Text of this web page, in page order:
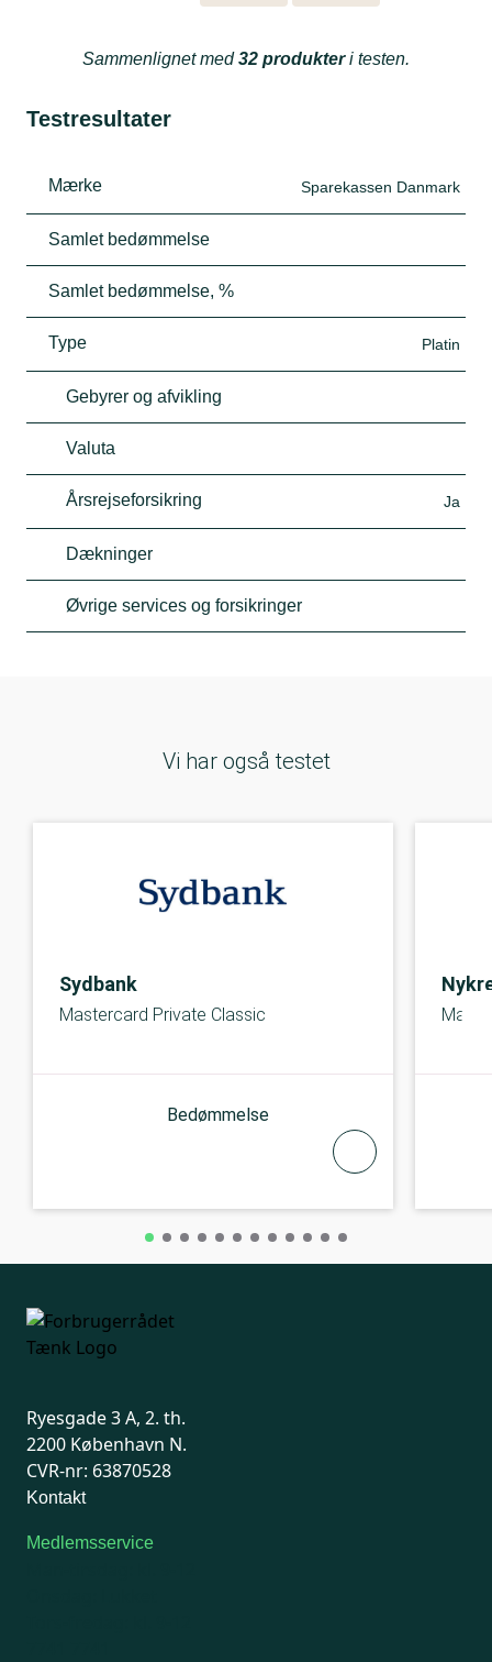
Sammenlignet med32 produkteri testen.
Testresultater
Mærke Sparekassen Danmark
Samlet bedømmelse
Samlet bedømmelse, %
Type Platin
Gebyrer og afvikling
Valuta
Årsrejseforsikring Ja
Dækninger
Øvrige services og forsikringer
Vi har også testet
Sydbank
Mastercard Private Classic
Bedømmelse
Ryesgade 3 A, 2. th.
2200 København N.
CVR-nr: 63870528
Kontakt
Medlemsservice